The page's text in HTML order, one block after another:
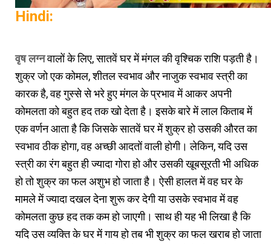
Hindi:
वृष लग्नवालों के लिए, सातवें घर में मंगल की वृश्चिक राशि पड़ती है।
शुक्र जो एक कोमल, शीतल स्वभाव और नाजुक स्वभाव स्त्री का
कारक है, वह गुस्से से भरे हुए मंगल के प्रभाव में आकर अपनी
कोमलता को बहुत हद तक खो देता है। इसके बारे में लाल किताब में
एक वर्णन आता है कि जिसके सातवें घर में शुक्र हो उसकी औरत का
स्वभाव ठीक होगा, वह अच्छी आदतों वाली होगी। लेकिन, यदि उस
स्त्री का रंग बहुत ही ज्यादा गोरा हो और उसकी खूबसूरती भी अधिक
हो तो शुक्र का फल अशुभ हो जाता है। ऐसी हालत में वह घर के
मामले में ज्यादा दखल देना शुरू कर देगी या उसके स्वभाव में वह
कोमलता कुछ हद तक कम हो जाएगी। साथ ही यह भी लिखा है कि
यदि उस व्यक्ति के घर में गाय हो तब भी शुक्र का फल खराब हो जाता